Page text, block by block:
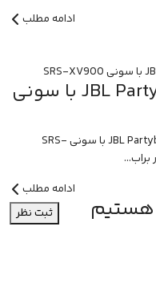
ادامه مطلب
مقایسه اسپیکر JBL Partybox 520 با سونی
آنچه خواهید خواندمقایسه اسپیکر JBL Partybox 520 با سونی SRS-
ادامه مطلب
هستیم
ثبت نظر